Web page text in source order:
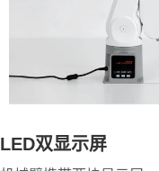
LED双显示屏